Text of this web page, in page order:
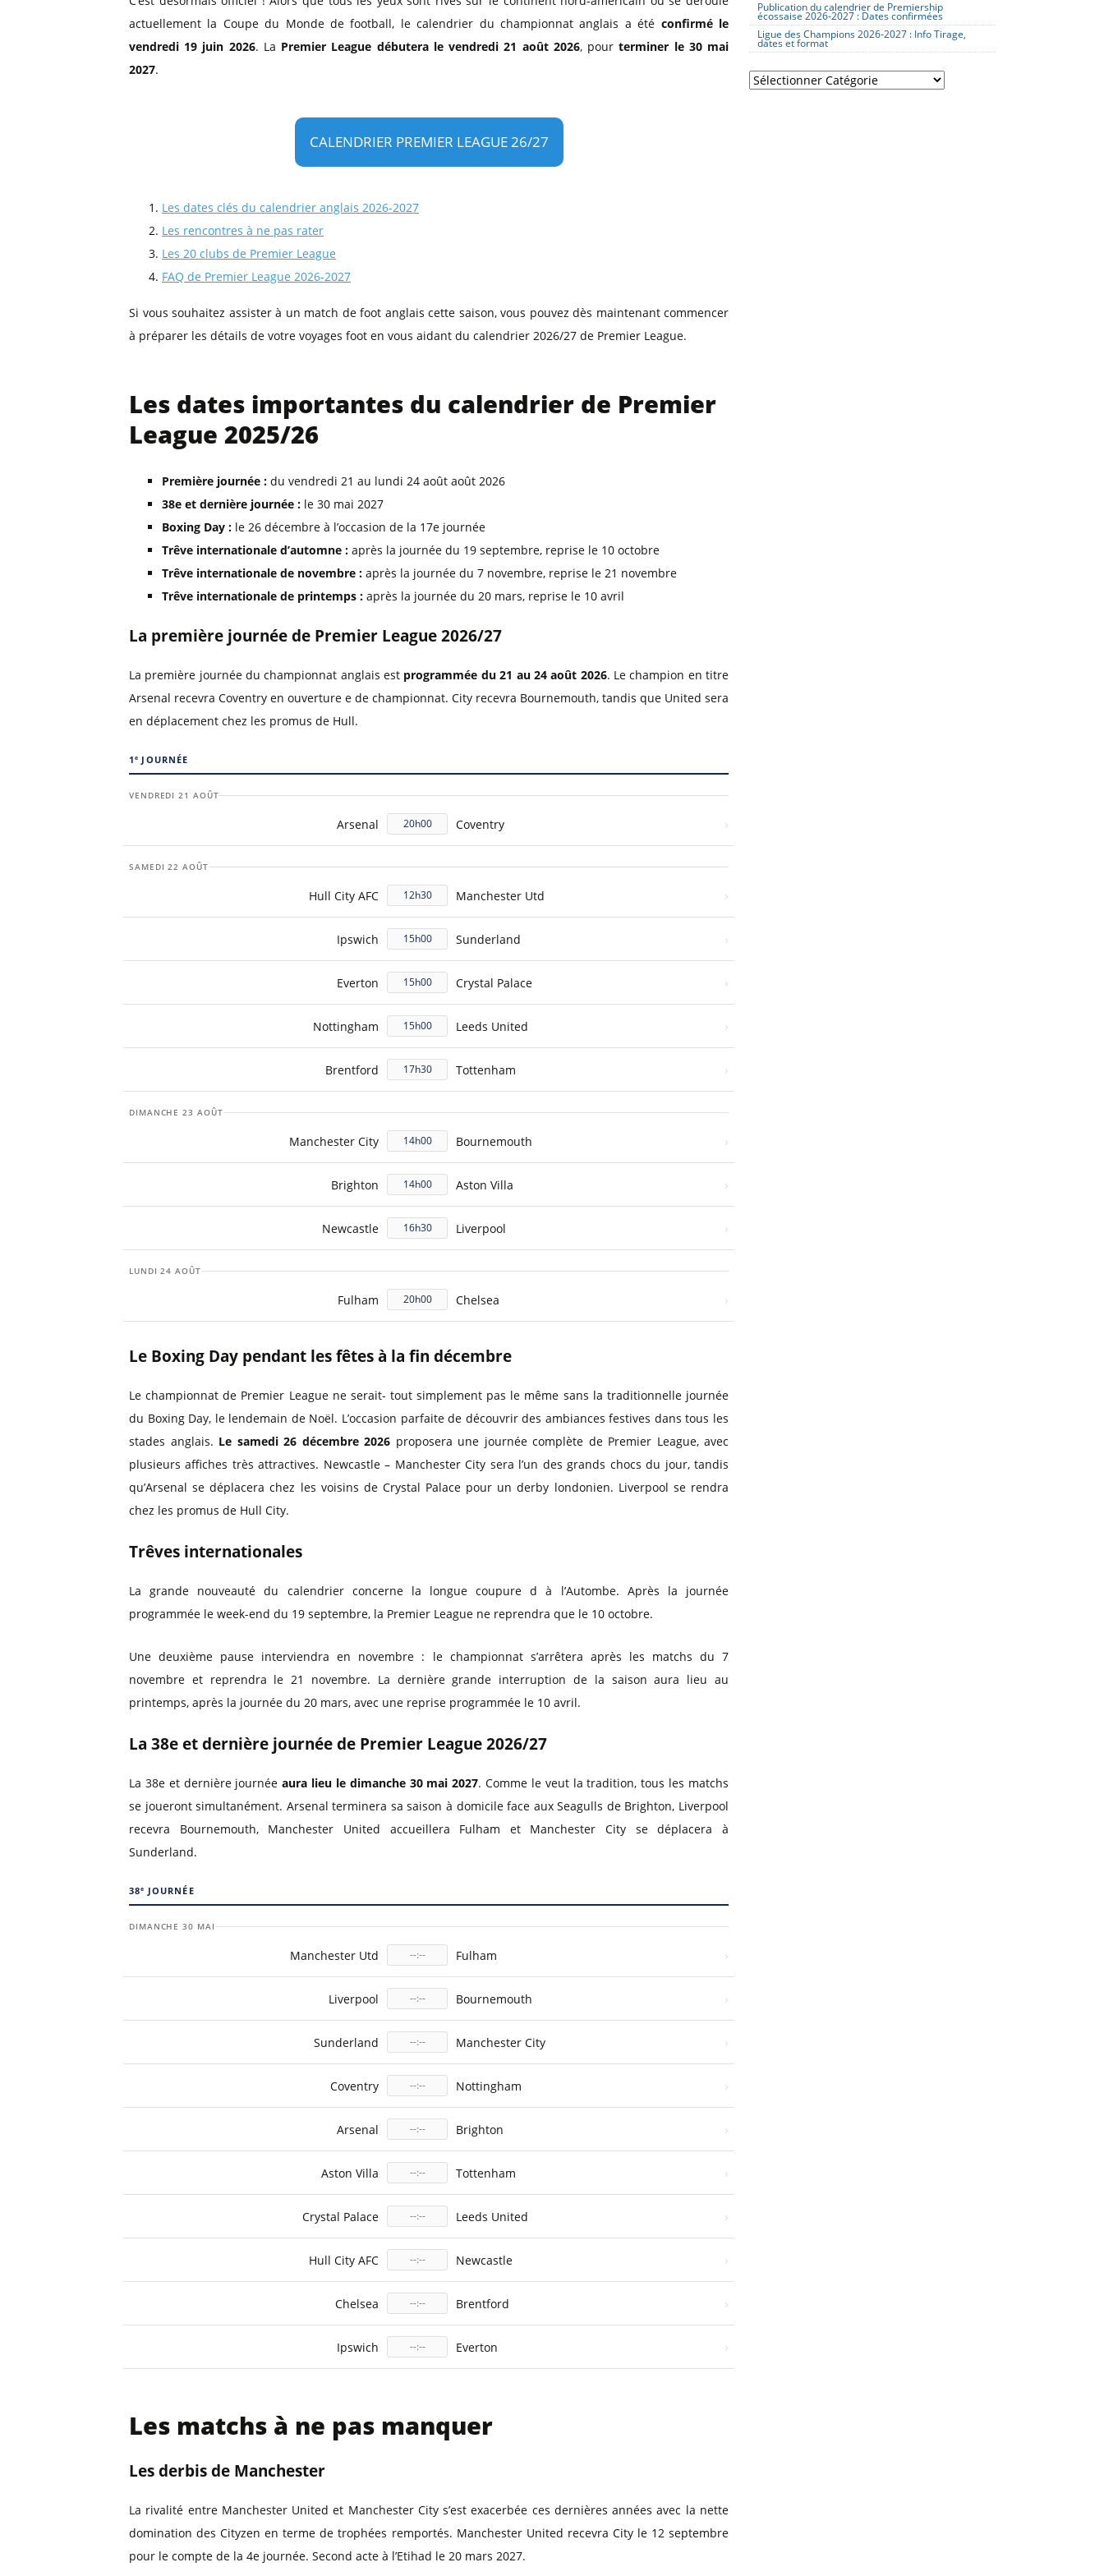
Billets Primeira Liga Portugal
Billets Eredivisie Pays-Bas
Billets Pro League Belgique
Billets Coupe d’Asie 2027
Billets Euro 2028
Billets Copa América
Séville
Munich
actuellement la Coupe du Monde de football, le calendrier du championnat anglais a été confirmé le
vendredi 19 juin 2026. La Premier League débutera le vendredi 21 août 2026, pourterminer le 30 mai
2027.
CALENDRIER PREMIER LEAGUE 26/27
Les dates clés du calendrier anglais 2026-2027
Les rencontres à ne pas rater
Les 20 clubs de Premier League
FAQ de Premier League 2026-2027
Si vous souhaitez assister à un match de foot anglais cette saison, vous pouvez dès maintenant commencer
à préparer les détails de votre voyages foot en vous aidant du calendrier 2026/27 de Premier League.
Les dates importantes du calendrier de Premier
League 2025/26
Première journée : du vendredi 21 au lundi 24 août août 2026
38e et dernière journée : le 30 mai 2027
Boxing Day : le 26 décembre à l’occasion de la 17e journée
Trêve internationale d’automne : après la journée du 19 septembre, reprise le 10 octobre
Trêve internationale de novembre : après la journée du 7 novembre, reprise le 21 novembre
Trêve internationale de printemps : après la journée du 20 mars, reprise le 10 avril
La première journée de Premier League 2026/27
La première journée du championnat anglais est programmée du 21 au 24 août 2026. Le champion en titre
Arsenal recevra Coventry en ouverture e de championnat. City recevra Bournemouth, tandis que United sera
en déplacement chez les promus de Hull.
1e JOURNÉE
VENDREDI 21 AOÛT
Arsenal 20h00 Coventry ›
SAMEDI 22 AOÛT
Hull City AFC 12h30 Manchester Utd ›
Ipswich 15h00 Sunderland ›
Everton 15h00 Crystal Palace ›
Nottingham 15h00 Leeds United ›
Brentford 17h30 Tottenham ›
DIMANCHE 23 AOÛT
Manchester City 14h00 Bournemouth ›
Brighton 14h00 Aston Villa ›
Newcastle 16h30 Liverpool ›
LUNDI 24 AOÛT
Fulham 20h00 Chelsea ›
Le Boxing Day pendant les fêtes à la fin décembre
Le championnat de Premier League ne serait- tout simplement pas le même sans la traditionnelle journée
du Boxing Day, le lendemain de Noël. L’occasion parfaite de découvrir des ambiances festives dans tous les
stades anglais. Le samedi 26 décembre 2026 proposera une journée complète de Premier League, avec
plusieurs affiches très attractives. Newcastle – Manchester City sera l’un des grands chocs du jour, tandis
qu’Arsenal se déplacera chez les voisins de Crystal Palace pour un derby londonien. Liverpool se rendra
chez les promus de Hull City.
Trêves internationales
La grande nouveauté du calendrier concerne la longue coupure d à l’Autombe. Après la journée
programmée le week-end du 19 septembre, la Premier League ne reprendra que le 10 octobre.
Une deuxième pause interviendra en novembre : le championnat s’arrêtera après les matchs du 7
novembre et reprendra le 21 novembre. La dernière grande interruption de la saison aura lieu au
printemps, après la journée du 20 mars, avec une reprise programmée le 10 avril.
La 38e et dernière journée de Premier League 2026/27
La 38e et dernière journéeaura lieu le dimanche 30 mai 2027. Comme le veut la tradition, tous les matchs
se joueront simultanément. Arsenal terminera sa saison à domicile face aux Seagulls de Brighton, Liverpool
recevra Bournemouth, Manchester United accueillera Fulham et Manchester City se déplacera à
Sunderland.
38e JOURNÉE
DIMANCHE 30 MAI
Manchester Utd --:-- Fulham ›
Liverpool --:-- Bournemouth ›
Sunderland --:-- Manchester City ›
Coventry --:-- Nottingham ›
Arsenal --:-- Brighton ›
Aston Villa --:-- Tottenham ›
Crystal Palace --:-- Leeds United ›
Hull City AFC --:-- Newcastle ›
Chelsea --:-- Brentford ›
Ipswich --:-- Everton ›
Les matchs à ne pas manquer
Les derbis de Manchester
La rivalité entre Manchester United et Manchester City s’est exacerbée ces dernières années avec la nette
domination des Cityzen en terme de trophées remportés. Manchester United recevra City le 12 septembre
pour le compte de la 4e journée. Second acte à l’Etihad le 20 mars 2027.
Publication du calendrier de Premiership
écossaise 2026-2027 : Dates confirmées
Ligue des Champions 2026-2027 : Info Tirage,
dates et format
Catégories